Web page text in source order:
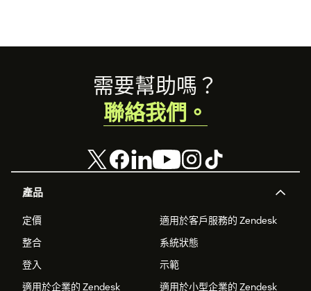
產品
定價
適用於客戶服務的 Zendesk
整合
系統狀態
登入
示範
適用於企業的 Zendesk
適用於小型企業的 Zendesk
需要幫助嗎？
聯絡我們。